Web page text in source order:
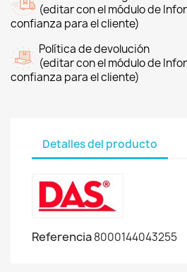
(editar con el módulo de
confianza para el cliente)
Política de devolución
(editar con el módulo de
confianza para el cliente)
Detalles del producto
Referencia8000144043255